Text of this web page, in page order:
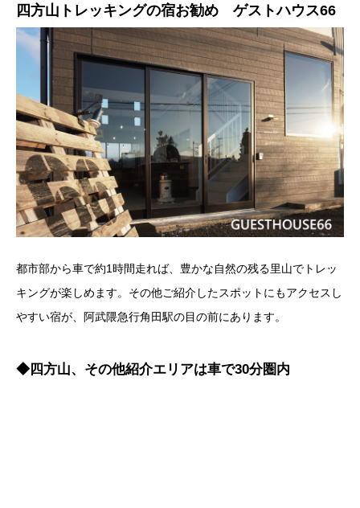
四方山トレッキングの宿お勧め ゲストハウス66
都市部から車で約1時間走れば、豊かな自然の残る里山でトレッ
キングが楽しめます。その他ご紹介したスポットにもアクセスし
やすい宿が、阿武隈急行角田駅の目の前にあります。
◆四方山、その他紹介エリアは車で30分圏内